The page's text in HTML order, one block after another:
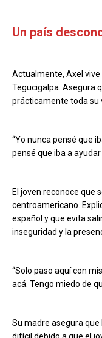
Un país
Actualmente, Axel
Tegucigalpa. Asegura
prácticamente toda su
“Yo nunca pensé que
pensé que iba a
El joven reconoce que
centroamericano.
español y que evita
inseguridad y la
“Solo paso aquí con
acá. Tengo miedo de
Su madre asegura